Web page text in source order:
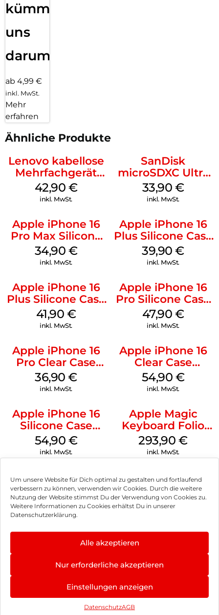
Um unsere Website für Dich optimal zu gestalten und fortlaufend
verbessern zu können, verwenden wir Cookies. Durch die weitere
Nutzung der Website stimmst Du der Verwendung von Cookies zu.
Weitere Informationen zu Cookies erhältst Du in unserer
Datenschutzerklärung.
Alle akzeptieren
Nur erforderliche akzeptieren
Einstellungen anzeigen
DatenschutzAGB
kümmern
uns
darum!
ab 4,99 €
inkl. MwSt.
Mehr
erfahren
Ähnliche Produkte
Lenovo kabellose
Mehrfachgerät
Luna Grey
42,90 €
inkl. MwSt.
SanDisk
microSDXC Ultra
128 GB + Adapter
Mobile
33,90 €
inkl. MwSt.
Apple iPhone 16
Pro Max Silicone
Case MagSafe
Denim
34,90 €
inkl. MwSt.
Apple iPhone 16
Plus Silicone Case
MagSafe Plum
39,90€
inkl. MwSt.
Apple iPhone 16
Plus Silicone Case
MagSafe Stone
Gray
41,90 €
inkl. MwSt.
Apple iPhone 16
Pro Silicone Case
MagSafe Denim
47,90 €
inkl. MwSt.
Apple iPhone 16
Pro Clear Case
MagSafe
Transparent
36,90€
inkl. MwSt.
Apple iPhone 16
Clear Case
MagSafe
Transparent
54,90 €
inkl. MwSt.
Apple iPhone 16
Silicone Case
MagSafe Lake
Green
54,90 €
inkl. MwSt.
Apple Magic
Keyboard Folio
iPad 10.9″ (10.Gen.)
Weiß
293,90€
inkl. MwSt.
Impressum
Hinweis zur Batterieentsorgung
Newsletter
, Brodos AG – All Rights Reserved.